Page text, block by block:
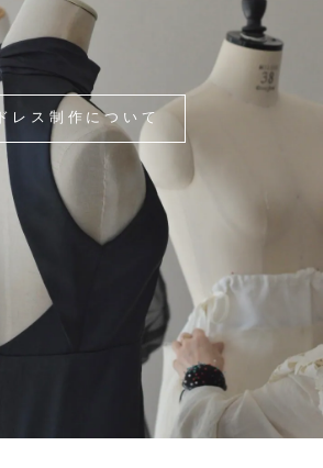
ドレス制作について